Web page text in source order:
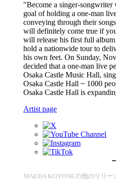
"Become a singer-
goal of holding a one-man
conveying through their
will definitely come true if
will release his first full
hold a nationwide tour to
his own feet. On Sunday,
decided that a one-man live
Osaka Castle Music Hall,
Osaka Castle Hall ~ 1000
Osaka Castle Hall is
Artist page
MAEDA KOTONEの他のリリー